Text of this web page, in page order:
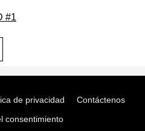
#1
de privacidad
Contáctenos
consentimiento